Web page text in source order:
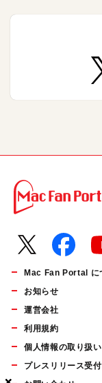
Mac Fan Portal に
お知らせ
運営会社
利用規約
個人情報の取り扱
プレスリリース受付